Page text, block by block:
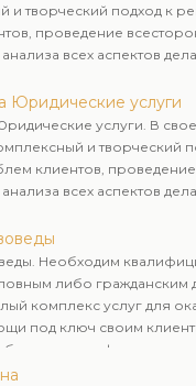
и творческий подход к
проведение
всех аспектов
Юридические услуги
услуги. В
и творческий
клиентов, проведение
всех аспектов
Необходим
либо гражданским
комплекс услуг для
под ключ своим
физических
подход к каждому